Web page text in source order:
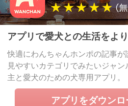
アプリで愛犬との生活をより
快適にわんちゃんホンポの記事が
見やすいカテゴリでみたいジャ
主と愛犬のための犬専用アプリ。
アプリをダウン